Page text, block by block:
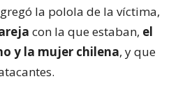
la polola de la víctima,
con la que estaban, el
y la mujer chilena, y que